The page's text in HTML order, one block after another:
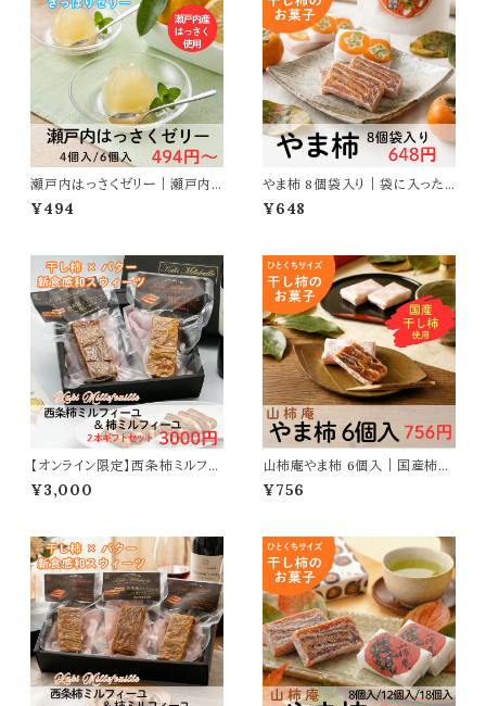
瀬戸内はっさくゼリー｜瀬戸内
産はっさく使用
¥494
やま柿 8個袋入り｜袋に入った
お手軽サイズ
¥648
【オンライン限定】西条柿ミルフィ
ーユ＆柿ミルフィーユギフトセッ
ト(2本入)｜干し柿とバターの和
¥3,000
山柿庵やま柿 6個入｜国産柿使
用のひとくち柿菓子
¥756